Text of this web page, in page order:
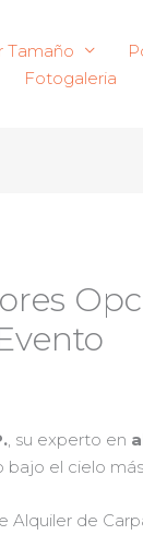
Tamaño
Fotogaleria
, su experto en
bajo el cielo
Alquiler de